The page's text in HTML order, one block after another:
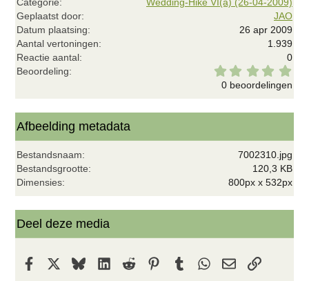
Geplaatst door
JAO
Datum plaatsing
26 apr 2009
Aantal vertoningen
1.939
Reactie aantal
0
Beoordeling
s
r
e
0 beoordelingen
Afbeelding metadata
Bestandsnaam
7002310.jpg
Bestandsgrootte
120,3 KB
Dimensies
800px x 532px
Deel deze media
Facebook BlueskyLinkedInReddit PinterestTumblr WhatsApp
E-mailkoppeling